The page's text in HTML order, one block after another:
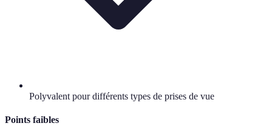
Polyvalent pour différents types de prises de vue
Points faibles